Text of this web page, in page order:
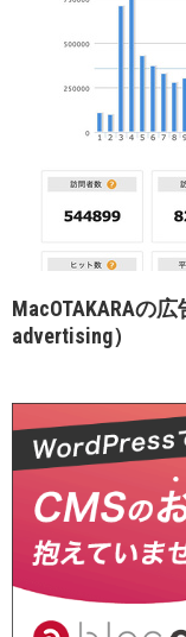
MacOTAKARAの
advertising）